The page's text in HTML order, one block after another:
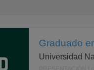
Graduado
Universidad